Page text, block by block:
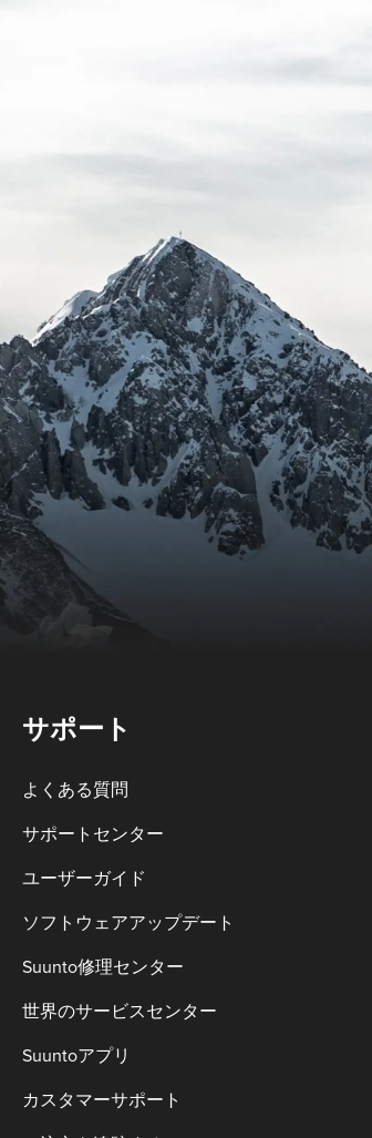
サポート
よくある質問
サポートセンター
ユーザーガイド
ソフトウェアアップデート
Suunto修理センター
世界のサービスセンター
Suuntoアプリ
カスタマーサポート